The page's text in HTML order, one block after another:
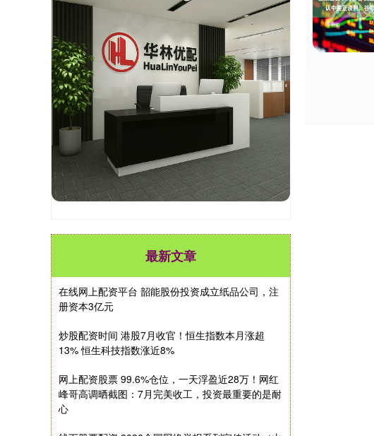
最新文章
在线网上配资平台 韶能股份投资成立纸品公司，注
册资本3亿元
炒股配资时间 港股7月收官！恒生指数本月涨超
13% 恒生科技指数涨近8%
网上配资股票 99.6%仓位，一天浮盈近28万！网红
峰哥高调晒截图：7月完美收工，投资最重要的是耐
心